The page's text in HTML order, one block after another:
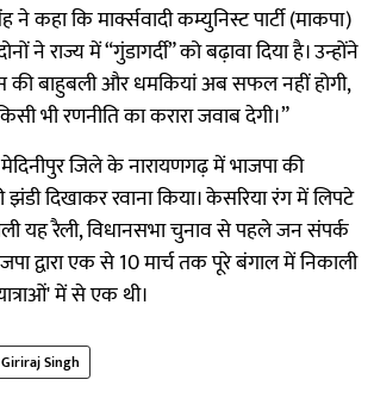
ने कहा कि मार्क्सवादी कम्युनिस्ट पार्टी (माकपा)
ने राज्य में “गुंडागर्दी” को बढ़ावा दिया है। उन्होंने
की बाहुबली और धमकियां अब सफल नहीं होगी,
भी रणनीति का करारा जवाब देगी।”
जिले के नारायणगढ़ में भाजपा की
झंडी दिखाकर रवाना किया। केसरिया रंग में लिपटे
यह रैली, विधानसभा चुनाव से पहले जन संपर्क
द्वारा एक से 10 मार्च तक पूरे बंगाल में निकाली
में से एक थी।
Giriraj Singh